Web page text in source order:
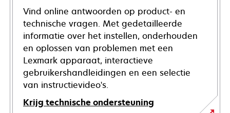
Vind online antwoorden op product- en
technische vragen. Met gedetailleerde
informatie over het instellen, onderhouden
en oplossen van problemen met een
Lexmark apparaat, interactieve
gebruikershandleidingen en een selectie
van instructievideo's.
Krijg technische ondersteuning